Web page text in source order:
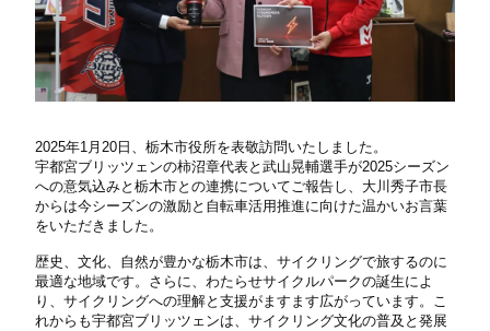
2025年1月20日、栃木市役所を表敬訪問いたしました。
宇都宮ブリッツェンの柿沼章代表と武山晃輔選手が2025シーズン
への意気込みと栃木市との連携についてご報告し、大川秀子市長
からは今シーズンの激励と自転車活用推進に向けた温かいお言葉
をいただきました。
歴史、文化、自然が豊かな栃木市は、サイクリングで旅するのに
最適な地域です。さらに、わたらせサイクルパークの誕生によ
り、サイクリングへの理解と支援がますます広がっています。こ
れからも宇都宮ブリッツェンは、サイクリング文化の普及と発展